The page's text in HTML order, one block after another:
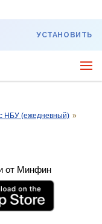
УСТАНОВИТЬ
НБУ (ежедневный) »
от Минфин